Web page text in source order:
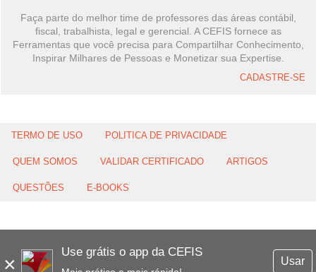
×
Use grátis o app da CEFIS
Usar
Faça parte do melhor time de professores das áreas contábil,
fiscal, trabalhista, legal e gerencial. A CEFIS fornece as
Ferramentas que você precisa para Compartilhar Conhecimento,
Inspirar Milhares de Pessoas e Monetizar sua Expertise.
CADASTRE-SE
TERMO DE USO POLITICA DE PRIVACIDADE
QUEM SOMOS VALIDAR CERTIFICADO ARTIGOS
QUESTÕES E-BOOKS